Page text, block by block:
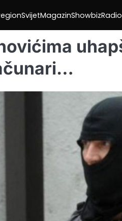
SvijetMagazinShowbizRadio